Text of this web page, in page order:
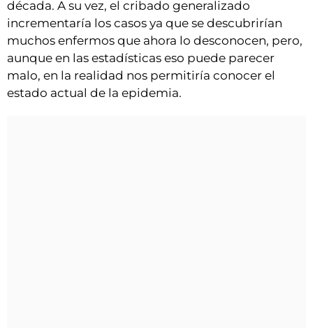
década. A su vez, el cribado generalizado
incrementaría los casos ya que se descubrirían
muchos enfermos que ahora lo desconocen, pero,
aunque en las estadísticas eso puede parecer
malo, en la realidad nos permitiría conocer el
estado actual de la epidemia.